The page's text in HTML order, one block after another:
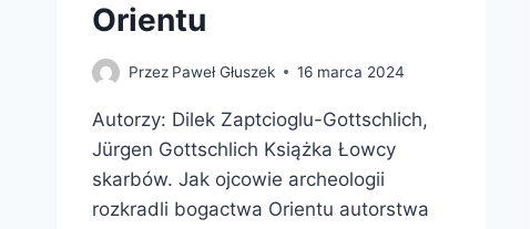
Orientu
Przez Paweł Głuszek 16 marca 2024
Autorzy: Dilek Zaptcioglu-Gottschlich,
Jürgen Gottschlich Książka Łowcy
skarbów. Jak ojcowie archeologii
rozkradli bogactwa Orientu autorstwa